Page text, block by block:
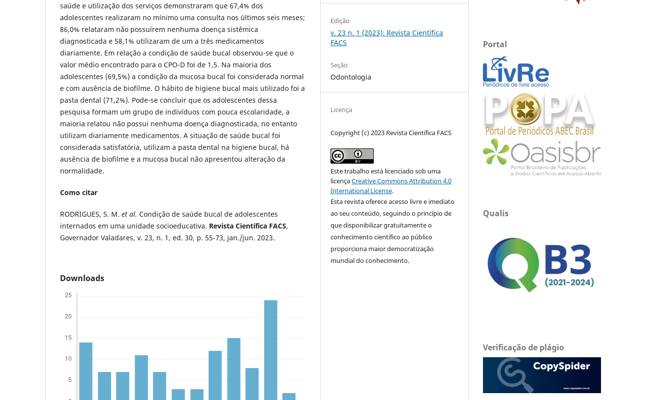
saúde e utilização dos serviços demonstraram que 67,4% dos
adolescentes realizaram no mínimo uma consulta nos últimos seis meses;
86,0% relataram não possuírem nenhuma doença sistêmica
diagnosticada e 58,1% utilizaram de um a três medicamentos
diariamente. Em relação a condição de saúde bucal observou-se que o
valor médio encontrado para o CPO-D foi de 1,5. Na maioria dos
adolescentes (69,5%) a condição da mucosa bucal foi considerada normal
e com ausência de biofilme. O hábito de higiene bucal mais utilizado foi a
pasta dental (71,2%). Pode-se concluir que os adolescentes dessa
pesquisa formam um grupo de indivíduos com pouca escolaridade, a
maioria relatou não possui nenhuma doença diagnosticada, no entanto
utilizam diariamente medicamentos. A situação de saúde bucal foi
considerada satisfatória, utilizam a pasta dental na higiene bucal, há
ausência de biofilme e a mucosa bucal não apresentou alteração da
normalidade.
Como citar
RODRIGUES, S. M. et al. Condição de saúde bucal de adolescentes
internados em uma unidade socioeducativa. Revista Científica FACS,
Governador Valadares, v. 23, n. 1, ed. 30, p. 55-73, jan./jun. 2023.
Downloads
Edição
v. 23 n. 1 (2023): Revista Científica
FACS
Seção
Odontologia
Licença
Copyright (c) 2023 Revista Científica FACS
Este trabalho está licenciado sob uma
licençaCreative Commons Attribution 4.0
International License.
Esta revista oferece acesso livre e imediato
ao seu conteúdo, seguindo o princípio de
que disponibilizar gratuitamente o
conhecimento científico ao público
proporciona maior democratização
mundial do conhecimento.
Portal
Qualis
Verificação de plágio